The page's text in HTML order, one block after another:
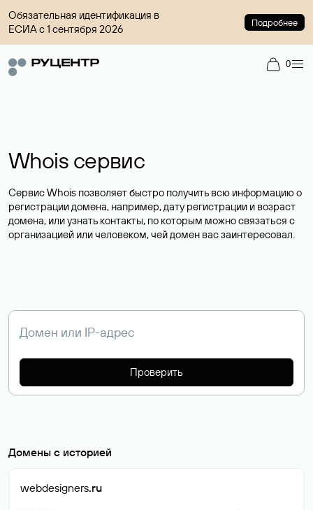
Обязательная идентификация в
ЕСИА с 1 сентября 2026
Подробнее
0
Whois сервис
Сервис Whois позволяет быстро получить всю информацию о
регистрации домена, например, дату регистрации и возраст
домена, или узнать контакты, по которым можно связаться с
организацией или человеком, чей домен вас заинтересовал.
Проверить
Домены с историей
webdesigners.ru